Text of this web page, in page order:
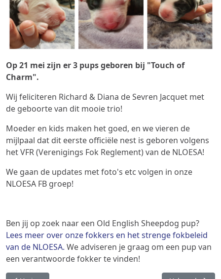
Op 21 mei zijn er 3 pups geboren bij "Touch of
Charm".
Wij feliciteren Richard & Diana de Sevren Jacquet met
de geboorte van dit mooie trio!
Moeder en kids maken het goed, en we vieren de
mijlpaal dat dit eerste officiële nest is geboren volgens
het VFR (Verenigings Fok Reglement) van de NLOESA!
We gaan de updates met foto's etc volgen in onze
NLOESA FB groep!
Ben jij op zoek naar een Old English Sheepdog pup?
Lees meer over onze fokkers en het strenge fokbeleid
van de NLOESA. We adviseren je graag om een pup van
een verantwoorde fokker te vinden!